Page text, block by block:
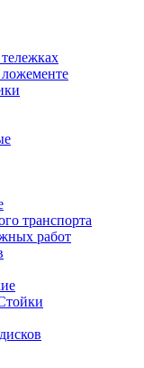
транспорта
работ